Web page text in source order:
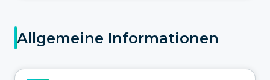
Allgemeine Informationen